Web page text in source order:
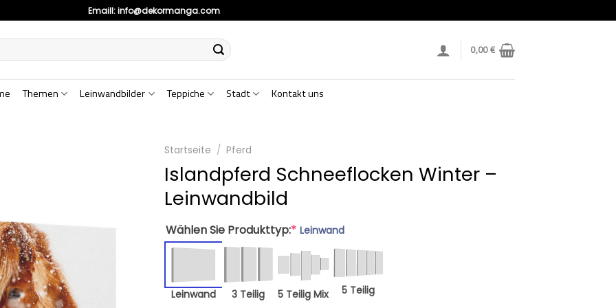
Emaill:info@dekormanga.com
0,00€
Themen Leinwandbilder Teppiche Stadt Kontakt uns
Startseite / Pferd
Islandpferd Schneeflocken Winter –
Leinwandbild
Wählen Sie Produkttyp:* Leinwand
Leinwand 3 Teilig 5 Teilig Mix 5 Teilig